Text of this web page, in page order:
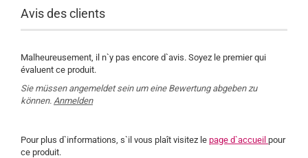
Avis des clients
Malheureusement, il n`y pas encore d`avis. Soyez le premier qui
évaluent ce produit.
Sie müssen angemeldet sein um eine Bewertung abgeben zu
können. Anmelden
Pour plus d`informations, s`il vous plaît visitez le page d`accueil pour
ce produit.